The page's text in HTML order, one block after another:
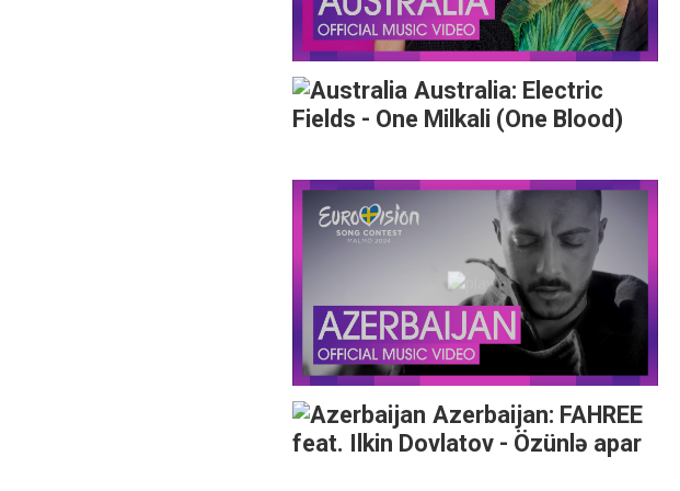
Australia: Electric
Fields - One Milkali (One Blood)
Azerbaijan: FAHREE
feat. Ilkin Dovlatov - Özünlə apar